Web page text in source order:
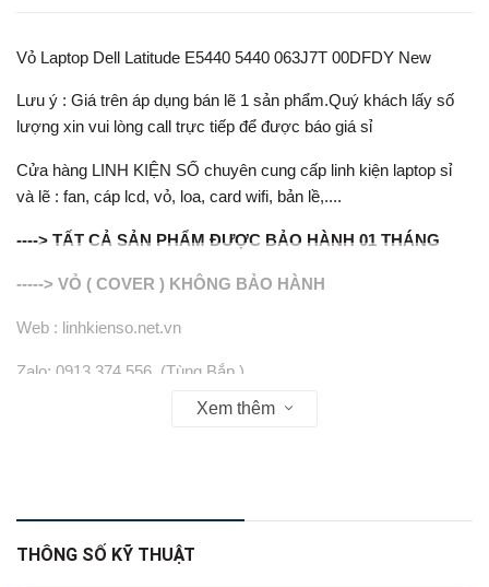
Vỏ Laptop Dell Latitude E5440 5440 063J7T 00DFDY New
Lưu ý : Giá trên áp dụng bán lẽ 1 sản phẩm.Quý khách lấy số
lượng xin vui lòng call trực tiếp để được báo giá sỉ
Cửa hàng LINH KIỆN SỐ chuyên cung cấp linh kiện laptop sỉ
và lẽ : fan, cáp lcd, vỏ, loa, card wifi, bản lề,....
----> TẤT CẢ SẢN PHẨM ĐƯỢC BẢO HÀNH 01 THÁNG
-----> VỎ ( COVER ) KHÔNG BẢO HÀNH
Web : linhkienso.net.vn
Zalo: 0913.374.556 (Tùng Bắp )
Xem thêm
THÔNG SỐ KỸ THUẬT